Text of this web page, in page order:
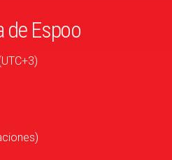
de Espoo